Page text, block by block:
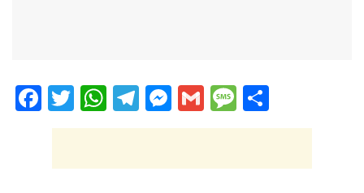
Fa
ce
ok
T
wi
er
W
ha
A
T
el
ra
M
es
ng
G
m
M
es
ge
ha